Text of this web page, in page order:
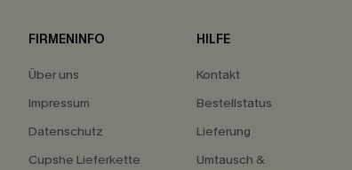
FIRMENINFO
Über uns
Impressum
Datenschutz
Cupshe Lieferkette
HILFE
Kontakt
Bestellstatus
Lieferung
Umtausch &